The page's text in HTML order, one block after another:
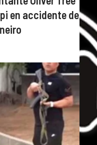
en accidente de